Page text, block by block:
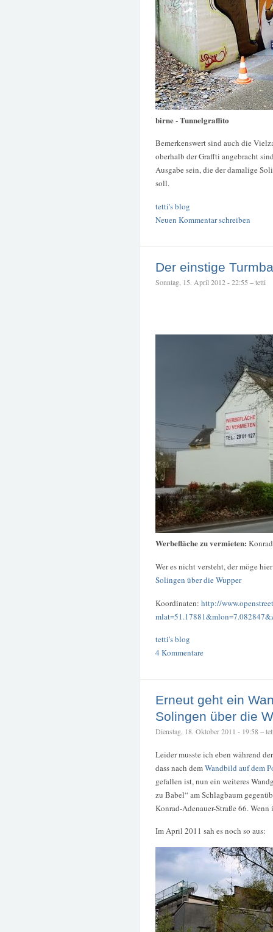
birne - Tunnelgraffito
Bemerkenswert sind auch die
oberhalb der Graffti angebracht
Ausgabe sein, die der damalige
soll.
tetti's blog
Neuen Kommentar schreiben
Der einstige
Sonntag, 15. April 2012 - 22:55 – tetti
Werbefläche zu vermieten:
Wer es nicht versteht, der möge
Solingen über die Wupper
Koordinaten: http://
tetti's blog
4 Kommentare
Erneut geht ein
Solingen über die
Dienstag, 18. Oktober 2011 - 19:58 –
Leider musste ich eben während
dass nach demWandbild auf dem
gefallen ist, nun ein weiteres
zu Babel“ am Schlagbaum
Konrad-Adenauer-Straße 66.
Im April 2011 sah es noch so aus: